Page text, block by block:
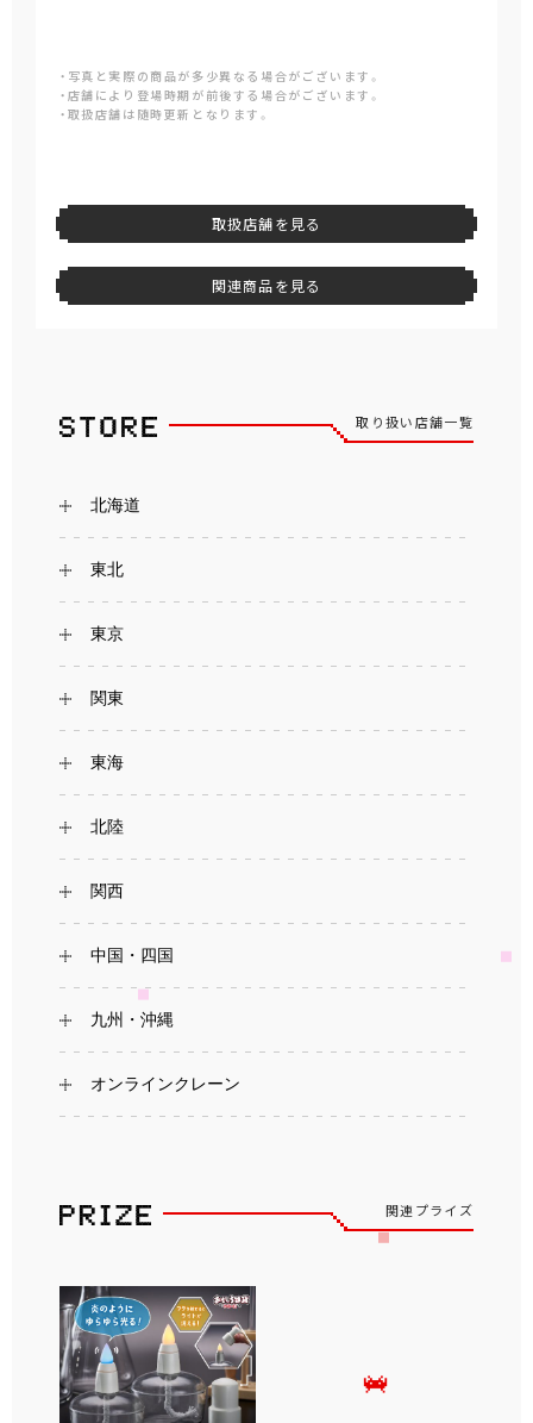
・写真と実際の商品が多少異なる場合がございます。
・店舗により登場時期が前後する場合がございます。
・取扱店舗は随時更新となります。
取扱店舗を見る
関連商品を見る
取り扱い店舗一覧
北海道
東北
東京
関東
東海
北陸
関西
中国・四国
九州・沖縄
オンラインクレーン
関連プライズ